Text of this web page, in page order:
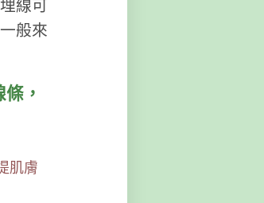
線可
般來
，
肌膚